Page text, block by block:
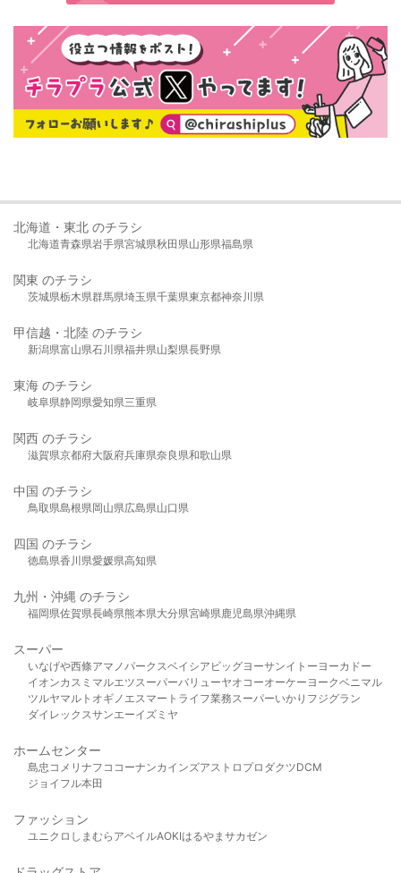
北海道・東北 のチラシ
北海道青森県岩手県宮城県秋田県山形県福島県
関東 のチラシ
茨城県栃木県群馬県埼玉県千葉県東京都神奈川県
甲信越・北陸 のチラシ
新潟県富山県石川県福井県山梨県長野県
東海 のチラシ
岐阜県静岡県愛知県三重県
関西 のチラシ
滋賀県京都府大阪府兵庫県奈良県和歌山県
中国 のチラシ
鳥取県島根県岡山県広島県山口県
四国 のチラシ
徳島県香川県愛媛県高知県
九州・沖縄 のチラシ
福岡県佐賀県長崎県熊本県大分県宮崎県鹿児島県沖縄県
スーパー
いなげや西條アマノパークスベイシア ビッグヨーサンイトーヨーカドー
イオンカスミ マルエツスーパーバリューヤオコーオーケー ヨークベニマル
ツルヤマルト オギノ エスマート ライフ業務スーパーいかり フジグラン
ダイレックスサンエーイズミヤ
ホームセンター
島忠 コメリ ナフコ コーナンカインズアストロプロダクツDCM
ジョイフル本田
ファッション
ユニクロ しまむら アベイルAOKIはるやま サカゼン